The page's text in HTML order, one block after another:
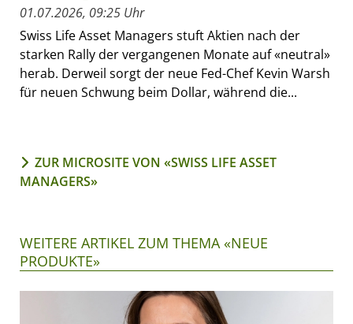
01.07.2026, 09:25 Uhr
Swiss Life Asset Managers stuft Aktien nach der
starken Rally der vergangenen Monate auf «neutral»
herab. Derweil sorgt der neue Fed-Chef Kevin Warsh
für neuen Schwung beim Dollar, während die...
ZUR MICROSITE VON «SWISS LIFE ASSET
MANAGERS»
WEITERE ARTIKEL ZUM THEMA «NEUE
PRODUKTE»